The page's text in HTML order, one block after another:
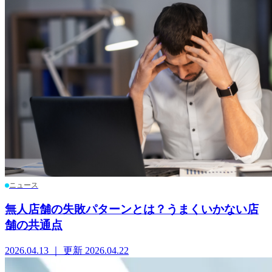
ニュース
無人店舗の失敗パターンとは？うまくいかない店
舗の共通点
2026.04.13 ｜ 更新 2026.04.22